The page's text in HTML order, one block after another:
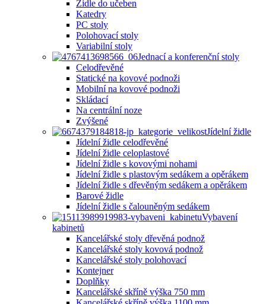
Židle do učeben
Katedry
PC stoly
Polohovací stoly
Variabilní stoly
Jednací a konferenční stoly
Celodřevěné
Statické na kovové podnoži
Mobilní na kovové podnoži
Skládací
Na centrální noze
Zvýšené
Jídelní židle
Jídelní židle celodřevěné
Jídelní židle celoplastové
Jídelní židle s kovovými nohami
Jídelní židle s plastovým sedákem a opěrákem
Jídelní židle s dřevěným sedákem a opěrákem
Barové židle
Jídelní židle s čalouněným sedákem
Vybavení
kabinetů
Kancelářské stoly dřevěná podnož
Kancelářské stoly kovová podnož
Kancelářské stoly polohovací
Kontejner
Doplňky
Kancelářské skříně výška 750 mm